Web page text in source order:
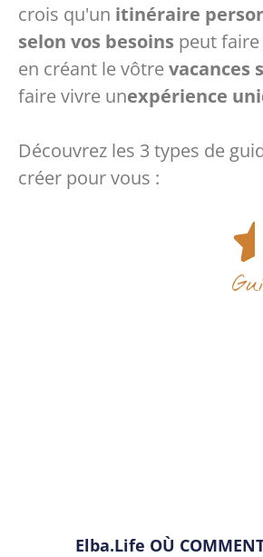
crois qu'un itinéraire
selon vos besoins peut
en créant le vôtrevacances
faire vivre unexpérience
Découvrez les 3 types de
créer pour vous :
Elba.Life OÙ